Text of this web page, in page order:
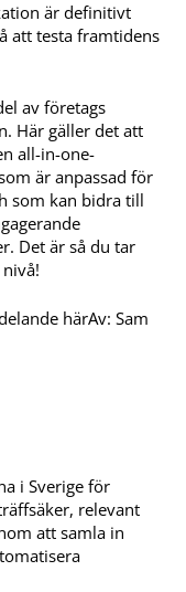
är definitivt
att testa framtidens
av företags
Här gäller det att
all-in-one-
är anpassad för
som kan bidra till
Det är så du tar
Av: Sam
i Sverige för
relevant
att samla in